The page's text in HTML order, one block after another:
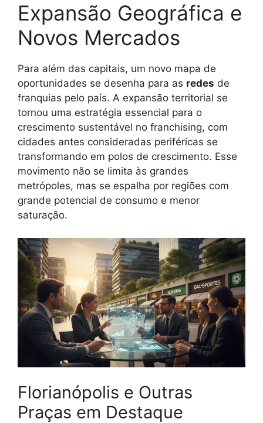
Expansão Geográfica e
Novos Mercados
Para além das capitais, um novo mapa de
oportunidades se desenha para as redes de
franquias pelo país. A expansão territorial se
tornou uma estratégia essencial para o
crescimento sustentável no franchising, com
cidades antes consideradas periféricas se
transformando em polos de crescimento. Esse
movimento não se limita às grandes
metrópoles, mas se espalha por regiões com
grande potencial de consumo e menor
saturação.
Florianópolis e Outras
Praças em Destaque